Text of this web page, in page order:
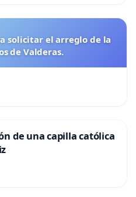
solicitar el arreglo de la
de Valderas.
de una capilla católica